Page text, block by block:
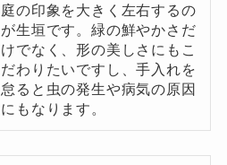
庭の印象を大きく左右するの
が生垣です。緑の鮮やかさだ
けでなく、形の美しさにもこ
だわりたいですし、手入れを
怠ると虫の発生や病気の原因
にもなります。